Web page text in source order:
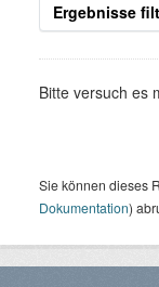
Ergebnisse
Bitte versuch es
Sie können dieses
Dokumentation)